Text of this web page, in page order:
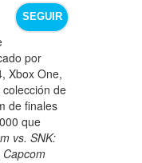
SEGUIR
por
Xbox One,
de
de finales
que
vs. SNK: